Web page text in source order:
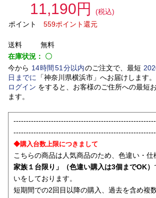
11,190円
(税込)
ポイント
559ポイント還元
送料
無料
在庫状況： 〇
今から 14時間 51 分以内のご注文で、最短
日 までに 「神奈川県横浜市」 へお届けします。
ログイン をすると、お客様のご住所への最短
ます。
◆購入台数上限につきまして
こちらの商品は人気商品のため、色違い・仕
家族１台限り」（色違い購入は3個までOK）
いをしております。
短期間での2回目以降の購入、過去を含め複